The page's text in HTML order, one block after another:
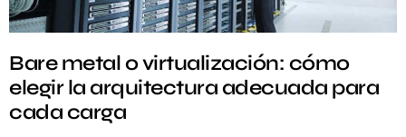
Bare metal o virtualización: cómo
elegir la arquitectura adecuada para
cada carga